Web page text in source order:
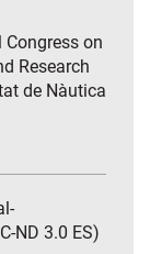
on
Research
de Nàutica
ND 3.0 ES)